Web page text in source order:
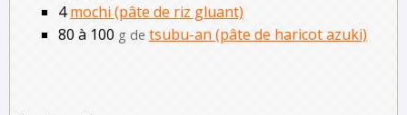
4 mochi (pâte de riz gluant)
80 à 100 g de tsubu-an (pâte de haricot azuki)